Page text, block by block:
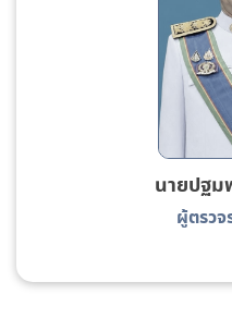
นายปฐม
ผู้ตรวจ